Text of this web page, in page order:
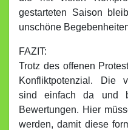
gestarteten Saison
unschöne
FAZIT:
Trotz des offenen
Konfliktpotenzial. Die
sind einfach da und
Bewertungen. Hier
werden, damit diese